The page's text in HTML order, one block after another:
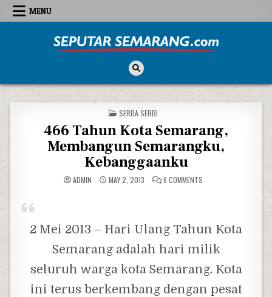
Skip to content
MENU
POSTED IN
SERBA SERBI
466 Tahun Kota Semarang,
Membangun Semarangku,
Kebanggaanku
ADMIN MAY 2, 2013 6 COMMENTSON 466 TAHUN KOTA
2 Mei 2013 – Hari Ulang Tahun Kota
Semarang adalah hari milik
seluruh warga kota Semarang. Kota
ini terus berkembang dengan pesat